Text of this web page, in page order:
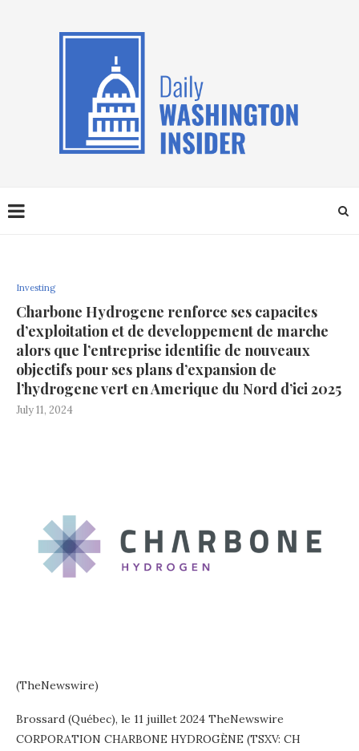
Investing
Charbone Hydrogene renforce ses capacites
d’exploitation et de developpement de marche
alors que l’entreprise identifie de nouveaux
objectifs pour ses plans d’expansion de
l’hydrogene vert en Amerique du Nord d’ici 2025
July 11, 2024
(TheNewswire)
Brossard (Québec), le 11 juillet 2024 TheNewswire
CORPORATION CHARBONE HYDROGÈNE (TSXV: CH